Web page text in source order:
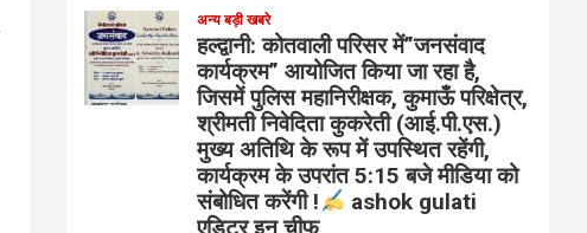
अन्य बड़ी खबरे
हल्द्वानी: कोतवाली परिसर में”जनसंवाद
कार्यक्रम” आयोजित किया जा रहा है,
जिसमें पुलिस महानिरीक्षक, कुमाऊँ परिक्षेत्र,
श्रीमती निवेदिता कुकरेती (आई.पी.एस.)
मुख्य अतिथि के रूप में उपस्थित रहेंगी,
कार्यक्रम के उपरांत 5:15 बजे मीडिया को
संबोधित करेंगी !
ashok gulati
एडिटर इन चीफ